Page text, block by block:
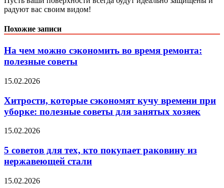
радуют вас своим видом!
Похожие записи
На чем можно сэкономить во время ремонта:
полезные советы
15.02.2026
Хитрости, которые сэкономят кучу времени при
уборке: полезные советы для занятых хозяек
15.02.2026
5 советов для тех, кто покупает раковину из
нержавеющей стали
15.02.2026